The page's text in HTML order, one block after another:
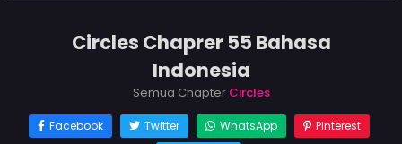
Circles Chaprer 55 Bahasa
Indonesia
Semua Chapter Circles
Facebook Twitter WhatsApp
Pinterest